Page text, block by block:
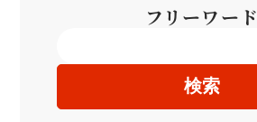
フリーワード
検索